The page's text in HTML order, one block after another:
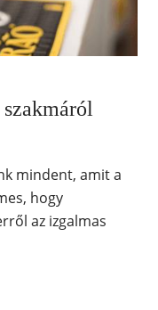
mindent, amit a
hogy
az izgalmas